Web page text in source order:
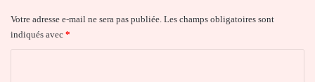
Votre adresse e-mail ne sera pas publiée. Les champs obligatoires sont
indiqués avec *